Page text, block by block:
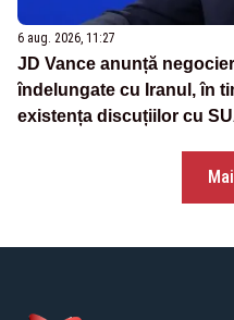
6 aug. 2026, 11:27
JD Vance anunță
îndelungate cu Iranul, în
existența discuțiilor cu